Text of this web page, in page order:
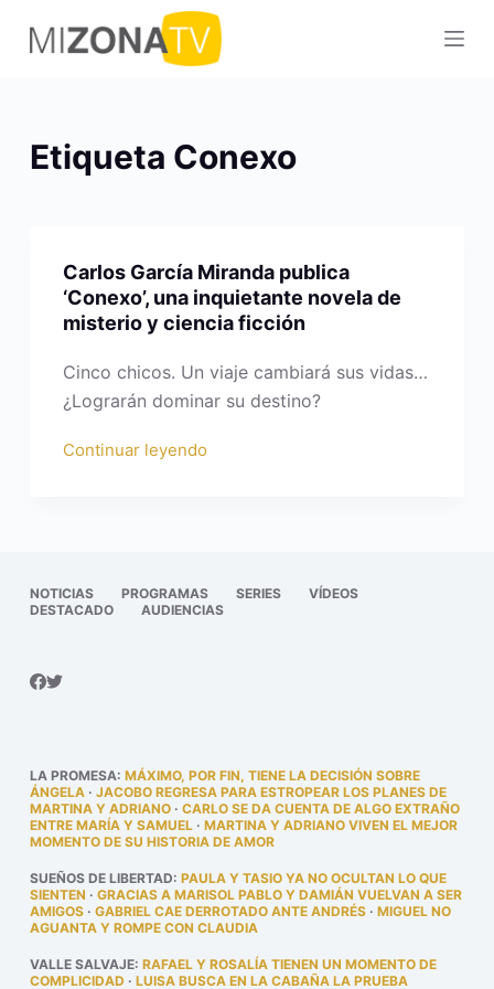
S
a
aEtiqueta Conexo
Carlos García Miranda publica
‘Conexo’, una inquietante novela de
misterio y ciencia ficción
Cinco chicos. Un viaje cambiará sus vidas…
¿Lograrán dominar su destino?
Continuar leyendo
NOTICIAS PROGRAMAS SERIES
VÍDEOS
DESTACADO
AUDIENCIAS
LA PROMESA: MÁXIMO, POR FIN, TIENE LA DECISIÓN SOBRE
ÁNGELA· JACOBO REGRESA PARA ESTROPEAR LOS PLANES DE
MARTINA Y ADRIANO· CARLO SE DA CUENTA DE ALGO EXTRAÑO
ENTRE MARÍA Y SAMUEL· MARTINA Y ADRIANO VIVEN EL MEJOR
MOMENTO DE SU HISTORIA DE AMOR
SUEÑOS DE LIBERTAD: PAULA Y TASIO YA NO OCULTAN LO QUE
SIENTEN · GRACIAS A MARISOL PABLO Y DAMIÁN VUELVAN A SER
AMIGOS· GABRIEL CAE DERROTADO ANTE ANDRÉS· MIGUEL NO
AGUANTA Y ROMPE CON CLAUDIA
VALLE SALVAJE: RAFAEL Y ROSALÍA TIENEN UN MOMENTO DE
COMPLICIDAD · LUISA BUSCA EN LA CABAÑA LA PRUEBA